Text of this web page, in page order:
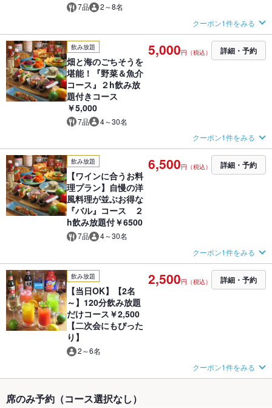
7品 2～8名
クーポン1件をみる
飲み放題
畑と海のごちそうを
堪能！『野菜＆魚介
コース』２h飲み放
題付きコース
￥5,000
7品 4～30名
5,000円（税込） 詳細・予約
クーポン1件をみる
飲み放題
【ワインに合うお料
理プラン】自慢の洋
風料理が並ぶお得な
『バル』コース ２
h飲み放題付￥6500
7品 4～30名
6,500円（税込） 詳細・予約
クーポン1件をみる
飲み放題
【当日OK】【2名
～】120分飲み放題
だけコース￥2,500
【二次会にもぴった
り】
2～6名
2,500円（税込） 詳細・予約
クーポン1件をみる
席のみ予約（コース選択なし）